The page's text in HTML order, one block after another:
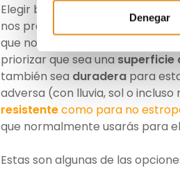
Denegar
Elegir bien el material del suelo
nos preguntamos cómo
que nos guste estéticamente,
priorizar que sea una superficie
también sea duradera para
adversa (con lluvia, sol o
resistentecomo para no
que normalmente usarás para
Estas son algunas de las